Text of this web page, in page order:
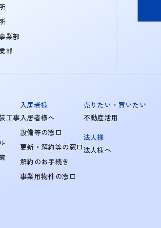
業部
部
工事
入居者様
入居者様へ
設備等の窓口
更新・解約等の窓口
解約のお手続き
事業用物件の窓口
売りたい・買いたい
不動産活用
法人様
法人様へ